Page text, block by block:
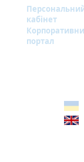
кабінет
портал